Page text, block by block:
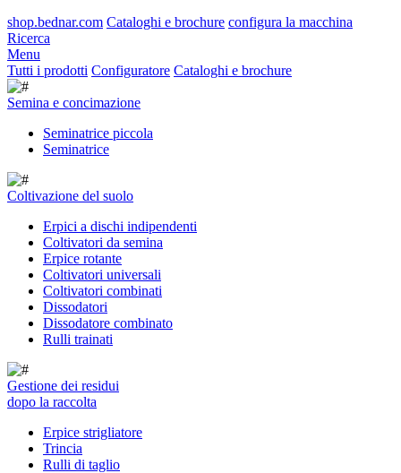
shop.bednar.com Cataloghi e brochure configura la macchina
Ricerca
Menu
Tutti i prodotti Configuratore Cataloghi e brochure
Semina e concimazione
Seminatrice piccola
Seminatrice
Coltivazione del suolo
Erpici a dischi indipendenti
Coltivatori da semina
Erpice rotante
Coltivatori universali
Coltivatori combinati
Dissodatori
Dissodatore combinato
Rulli trainati
Gestione dei residui
dopo la raccolta
Erpice strigliatore
Trincia
Rulli di taglio